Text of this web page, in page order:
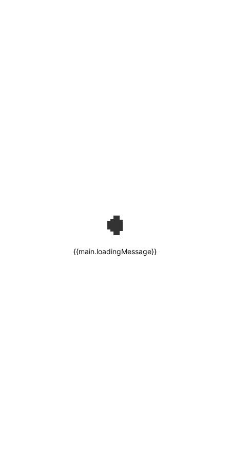
{{main.loadingMessage}}